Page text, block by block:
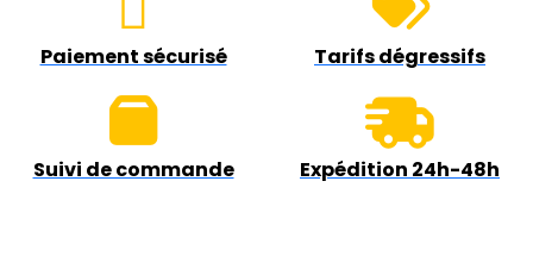
Paiement sécurisé Tarifs dégressifs
Suivi de commande Expédition 24h-48h